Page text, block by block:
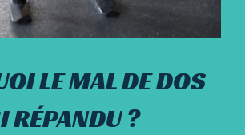
LE MAL DE DOS
RÉPANDU ?